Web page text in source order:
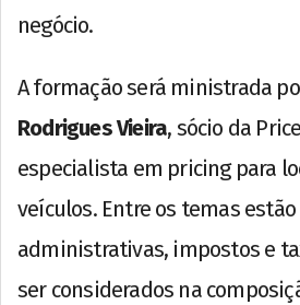
negócio.
A formação será ministrada
Rodrigues Vieira, sócio da
especialista em pricing para
veículos. Entre os temas
administrativas, impostos e
ser considerados na